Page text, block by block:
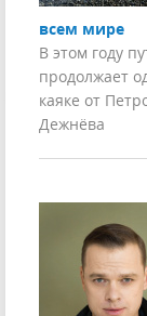
всем мире
В этом году
продолжает
каяке от
Дежнёва